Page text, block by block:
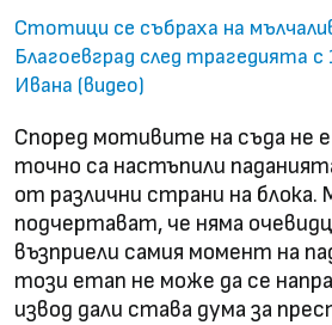
Стотици се събраха на
Благоевград след трагедията
Ивана (видео)
Според мотивите на съда не е
точно са настъпили
от различни страни на
подчертават, че няма
възприели самия момент на
този етап не може да се
извод дали става дума за